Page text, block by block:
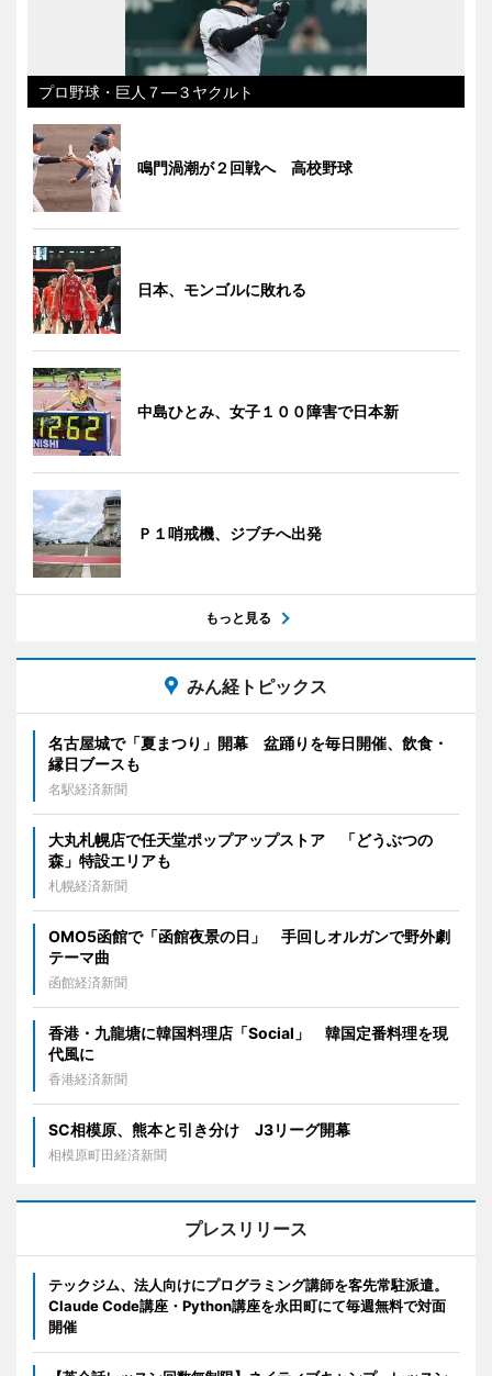
プロ野球・巨人７―３ヤクルト
鳴門渦潮が２回戦へ 高校野球
日本、モンゴルに敗れる
中島ひとみ、女子１００障害で日本新
Ｐ１哨戒機、ジブチへ出発
もっと見る
みん経トピックス
名古屋城で「夏まつり」開幕 盆踊りを毎日開催、飲食・
縁日ブースも
名駅経済新聞
大丸札幌店で任天堂ポップアップストア 「どうぶつの
森」特設エリアも
札幌経済新聞
OMO5函館で「函館夜景の日」 手回しオルガンで野外劇
テーマ曲
函館経済新聞
香港・九龍塘に韓国料理店「Social」 韓国定番料理を現
代風に
香港経済新聞
SC相模原、熊本と引き分け J3リーグ開幕
相模原町田経済新聞
プレスリリース
テックジム、法人向けにプログラミング講師を客先常駐派遣。
Claude Code講座・Python講座を永田町にて毎週無料で対面
開催